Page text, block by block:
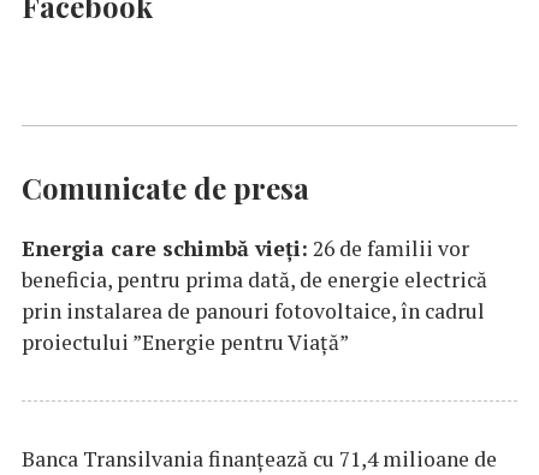
Comunicate de presa
Energia care schimbă vieți: 26 de familii vor
beneficia, pentru prima dată, de energie electrică
prin instalarea de panouri fotovoltaice, în cadrul
proiectului ”Energie pentru Viață”
Banca Transilvania finanțează cu 71,4 milioane de